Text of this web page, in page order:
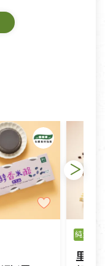
鑑賞期商品」情
貨.
鑑賞期(含例假
被汙損(除商品
易於變質或損壞
換之商品：如
品瑕疵無法讀取僅
純素
里仁